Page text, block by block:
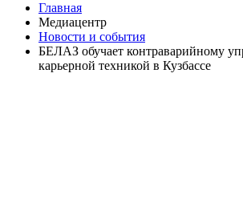
Главная
Медиацентр
Новости и события
БЕЛАЗ обучает контраварийному
карьерной техникой в Кузбассе